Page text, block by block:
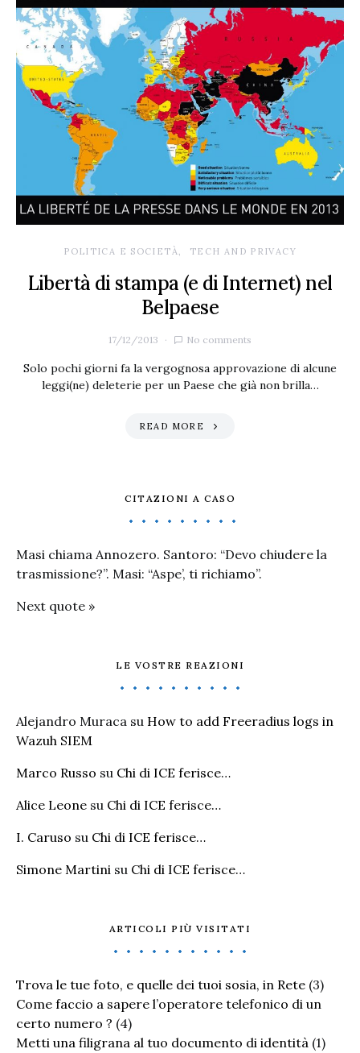
POLITICA E SOCIETÀ TECH AND PRIVACY
Libertà di stampa (e di Internet) nel
Belpaese
17/12/2013 No comments
Solo pochi giorni fa la vergognosa approvazione di alcune
leggi(ne) deleterie per un Paese che già non brilla…
READ MORE
CITAZIONI A CASO
Masi chiama Annozero. Santoro: “Devo chiudere la
trasmissione?”. Masi: “Aspe’, ti richiamo”.
Next quote »
LE VOSTRE REAZIONI
Alejandro Muraca su How to add Freeradius logs in
Wazuh SIEM
Marco Russo su Chi di ICE ferisce…
Alice Leone su Chi di ICE ferisce…
I. Caruso su Chi di ICE ferisce…
Simone Martini su Chi di ICE ferisce…
ARTICOLI PIÙ VISITATI
Trova le tue foto, e quelle dei tuoi sosia, in Rete (3)
Come faccio a sapere l’operatore telefonico di un
certo numero ? (4)
Metti una filigrana al tuo documento di identità (1)